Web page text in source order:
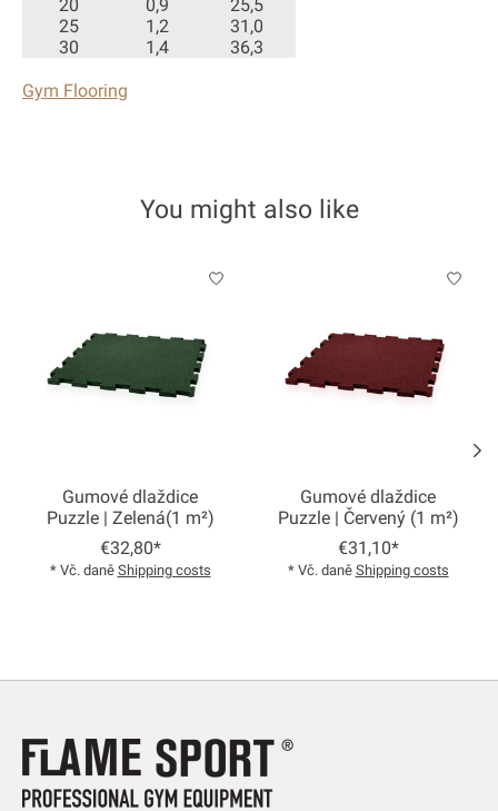
20
0,9
25,5
25
1,2
31,0
30
1,4 36,3
Gym Flooring
You might also like
Gumové dlaždice
Puzzle | Zelená(1 m²)
€32,80*
* Vč. daně Shipping costs
Gumové dlaždice
Puzzle | Červený (1 m²)
€31,10*
* Vč. daně Shipping costs